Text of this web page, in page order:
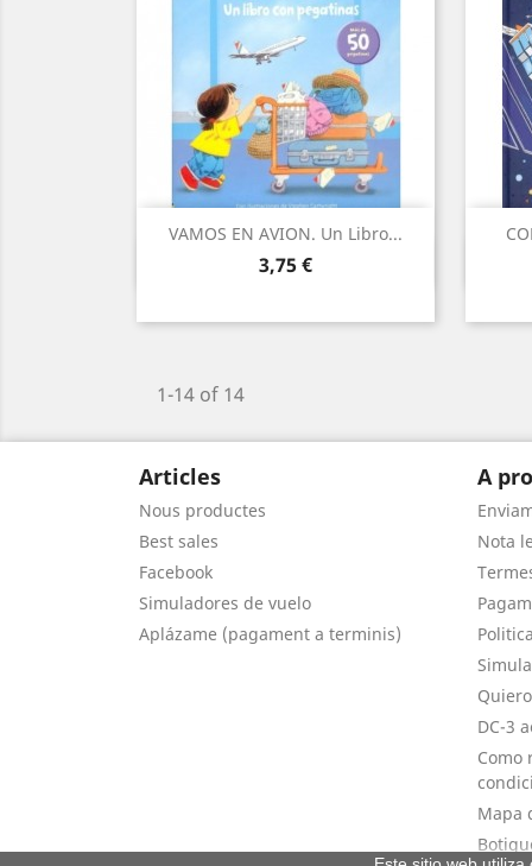
VAMOS EN AVION. Un Libro...
Preu
3,75 €
Vista ràpida
1-14 of 14
Articles
Nous productes
Best sales
Facebook
Simuladores de vuelo
Aplázame (pagament a terminis)
A
Nota
DC-3
Como
Mapa